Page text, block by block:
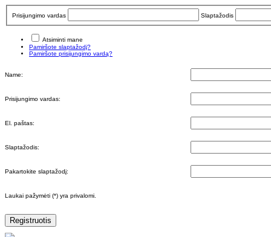
Prisijungimo vardas Slaptažodis
Atsiminti mane
Pamiršote slaptažodį?
Pamiršote prisijungimo vardą?
Name:
Prisijungimo vardas:
El. paštas:
Slaptažodis:
Pakartokite slaptažodį:
Laukai pažymėti (*) yra privalomi.
Registruotis